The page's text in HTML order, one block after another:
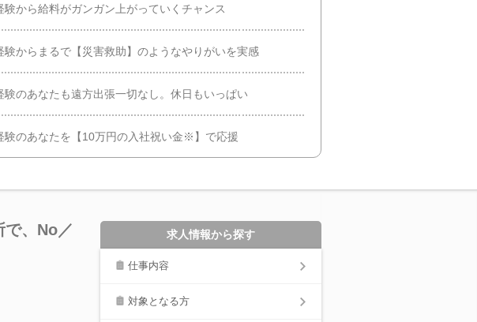
験から給料がガンガン上がっていくチャンス
験からまるで【災害救助】のようなやりがいを実感
験のあなたも遠方出張一切なし。休日もいっぱい
験のあなたを【10万円の入社祝い金※】で応援
、No／
求人情報から探す
仕事内容
対象となる方